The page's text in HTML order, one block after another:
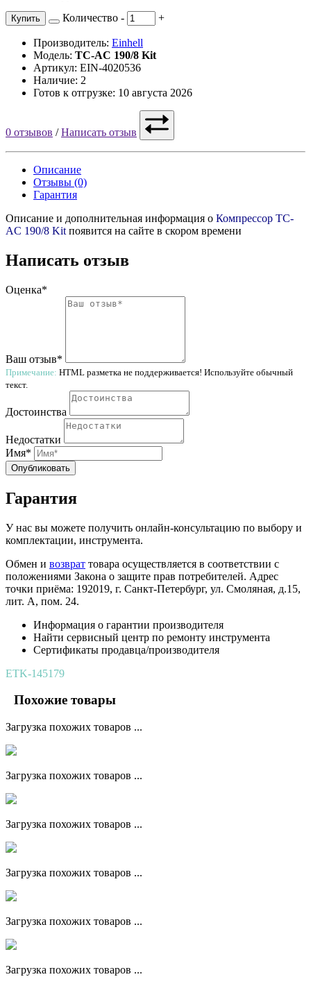
Купить Количество - +
Производитель: Einhell
Модель: TC-AC 190/8 Kit
Артикул: EIN-4020536
Наличие: 2
Готов к отгрузке: 10 августа 2026
0 отзывов /Написать отзыв
Описание
Отзывы (0)
Гарантия
Описание и дополнительная информация о Компрессор TC-
AC 190/8 Kit появится на сайте в скором времени
Написать отзыв
Оценка*
Ваш отзыв*
Примечание: HTML разметка не поддерживается! Используйте обычный
текст.
Достоинства
Недостатки
Имя*
Опубликовать
Гарантия
У нас вы можете получить онлайн-консультацию по выбору и
комплектации, инструмента.
Обмен и возврат товара осуществляется в соответствии с
положениями Закона о защите прав потребителей. Адрес
точки приёма: 192019, г. Санкт-Петербург, ул. Смоляная, д.15,
лит. А, пом. 24.
Информация о гарантии производителя
Найти сервисный центр по ремонту инструмента
Сертификаты продавца/производителя
ETK-145179
Похожие товары
Загрузка похожих товаров ...
Загрузка похожих товаров ...
Загрузка похожих товаров ...
Загрузка похожих товаров ...
Загрузка похожих товаров ...
Загрузка похожих товаров ...